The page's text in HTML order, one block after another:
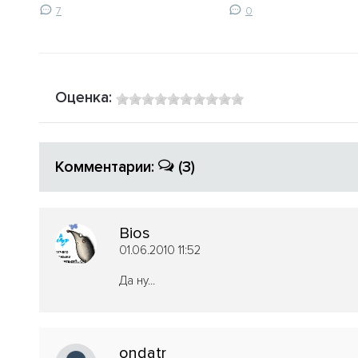
7 0
Оценка:
Комментарии: (3)
Bios
01.06.2010 11:52
Да ну...
ondatr